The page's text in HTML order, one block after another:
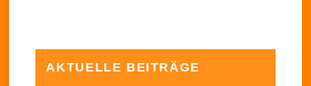
AKTUELLE BEITRÄGE